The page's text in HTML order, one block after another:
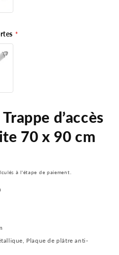
d’accès
70 x 90 cm
à l'étape de paiement.
Plaque de plâtre anti-